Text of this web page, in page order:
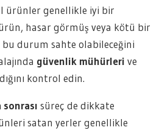
ürünler genellikle iyi bir
hasar görmüş veya kötü bir
durum sahte olabileceğini
güvenlik mühürleri ve
kontrol edin.
sonrası süreç de dikkate
satan yerler genellikle